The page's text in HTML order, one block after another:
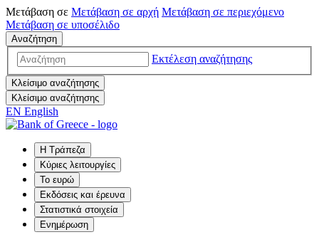
Μετάβαση σε Μετάβαση σε αρχή Μετάβαση σε περιεχόμενο
Μετάβαση σε υποσέλιδο
Αναζήτηση
Εκτέλεση αναζήτησης
Κλείσιμο αναζήτησης
Κλείσιμο αναζήτησης
EN English
Η Τράπεζα
Κύριες λειτουργίες
Το ευρώ
Εκδόσεις και έρευνα
Στατιστικά στοιχεία
Ενημέρωση